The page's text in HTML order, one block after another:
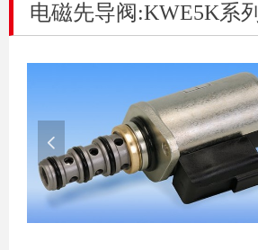
电磁先导阀:KWE5K系列
넳